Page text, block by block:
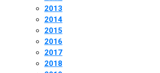
2013
2014
2015
2016
2017
2018